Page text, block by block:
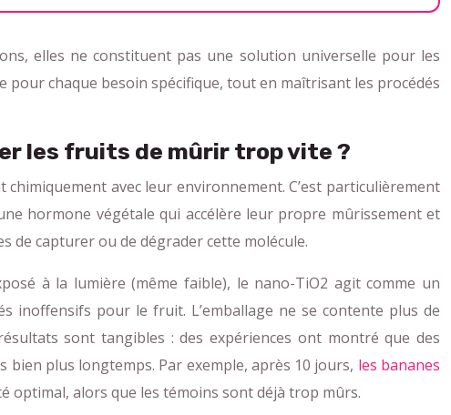
elles ne constituent pas une solution universelle pour les
chaque besoin spécifique, tout en maîtrisant les procédés
les fruits de mûrir trop vite ?
avec leur environnement. C’est particulièrement
hormone végétale qui accélère leur propre mûrissement et
de capturer ou de dégrader cette molécule.
à la lumière (même faible), le nano-TiO2 agit comme un
inoffensifs pour le fruit. L’emballage ne se contente plus de
sont tangibles : des expériences ont montré que des
plus longtemps. Par exemple, après 10 jours, les bananes
optimal, alors que les témoins sont déjà trop mûrs.